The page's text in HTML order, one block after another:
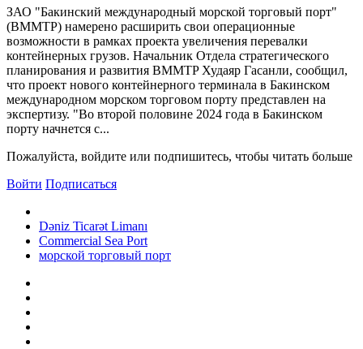
ЗАО "Бакинский международный морской торговый порт"
(BMMTP) намерено расширить свои операционные
возможности в рамках проекта увеличения перевалки
контейнерных грузов. Начальник Отдела стратегического
планирования и развития BMMTP Худаяр Гасанли, сообщил,
что проект нового контейнерного терминала в Бакинском
международном морском торговом порту представлен на
экспертизу. "Во второй половине 2024 года в Бакинском
порту начнется с...
Пожалуйста, войдите или подпишитесь, чтобы читать больше
Войти Подписаться
Dəniz Ticarət Limanı
Commercial Sea Port
морской торговый порт